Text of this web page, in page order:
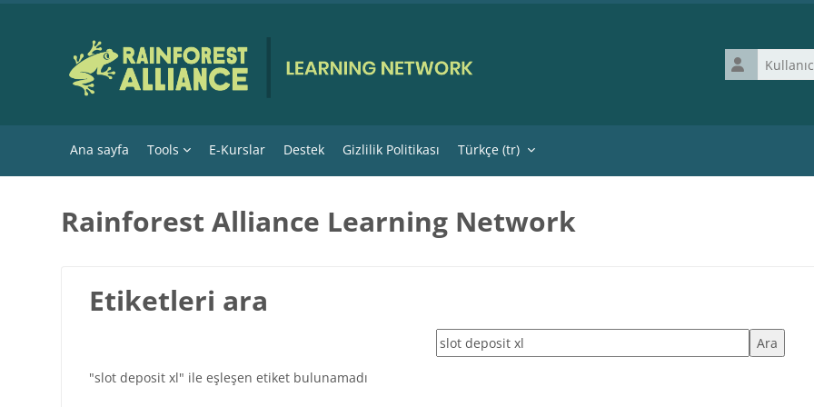
Kullanıcı adı
Ana sayfa Tools E-Kurslar Destek Gizlilik Politikası Türkçe ‎(tr)‎
Rainforest Alliance Learning Network
Etiketleri ara
Etiketleri ara
"slot deposit xl" ile eşleşen etiket bulunamadı